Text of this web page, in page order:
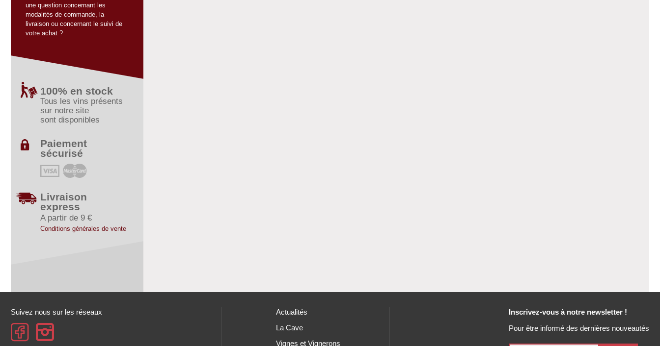
une question concernant les
modalités de commande, la
livraison ou concernant le suivi de
votre achat ?
100% en stock
Tous les vins présents
sur notre site
sont disponibles
Paiement
sécurisé
Livraison
express
A partir de 9 €
Conditions générales de vente
Actualités
La Cave
Vignes et Vignerons
Suivez nous sur les réseaux
Inscrivez-vous à notre newsletter !
Pour être informé des dernières nouveautés